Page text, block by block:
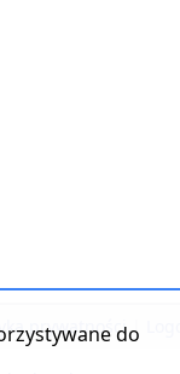
prywatności |
do